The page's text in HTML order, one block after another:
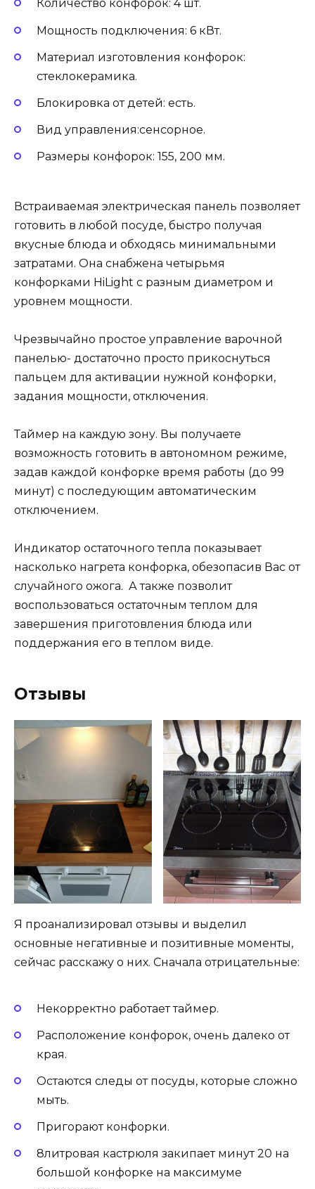
Количество конфорок: 4 шт.
Мощность подключения: 6 кВт.
Материал изготовления конфорок:
стеклокерамика.
Блокировка от детей: есть.
Вид управления:сенсорное.
Размеры конфорок: 155, 200 мм.
Встраиваемая электрическая панель позволяет
готовить в любой посуде, быстро получая
вкусные блюда и обходясь минимальными
затратами. Она снабжена четырьмя
конфорками HiLight с разным диаметром и
уровнем мощности.
Чрезвычайно простое управление варочной
панелью- достаточно просто прикоснуться
пальцем для активации нужной конфорки,
задания мощности, отключения.
Таймер на каждую зону. Вы получаете
возможность готовить в автономном режиме,
задав каждой конфорке время работы (до 99
минут) с последующим автоматическим
отключением.
Индикатор остаточного тепла показывает
насколько нагрета конфорка, обезопасив Вас от
случайного ожога. А также позволит
воспользоваться остаточным теплом для
завершения приготовления блюда или
поддержания его в теплом виде.
Отзывы
Я проанализировал отзывы и выделил
основные негативные и позитивные моменты,
сейчас расскажу о них. Сначала отрицательные:
Некорректно работает таймер.
Расположение конфорок, очень далеко от
края.
Остаются следы от посуды, которые сложно
мыть.
Пригорают конфорки.
8литровая кастрюля закипает минут 20 на
большой конфорке на максимуме